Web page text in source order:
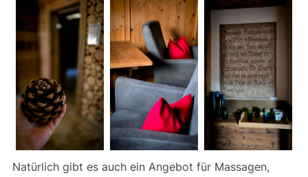
Natürlich gibt es auch ein Angebot für Massagen,